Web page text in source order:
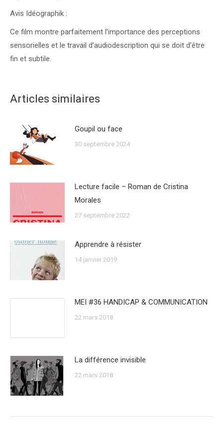
Avis Idéographik :
Ce film montre parfaitement l’importance des perceptions
sensorielles et le travail d’audiodescription qui se doit d’être
fin et subtile.
Articles similaires
Goupil ou face
30 septembre 2024
Lecture facile – Roman de Cristina
Morales
27 septembre 2022
Apprendre à résister
14 janvier 2019
MEI #36 HANDICAP & COMMUNICATION
22 mars 2018
La différence invisible
22 mars 2018